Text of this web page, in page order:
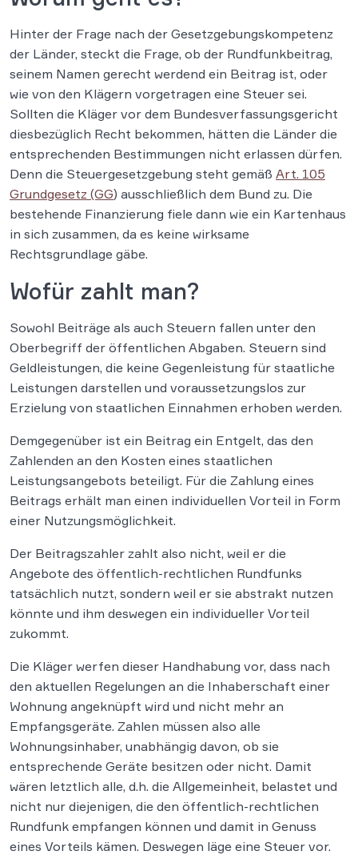
Hinter der Frage nach der Gesetzgebungskompetenz
der Länder, steckt die Frage, ob der Rundfunkbeitrag,
seinem Namen gerecht werdend ein Beitrag ist, oder
wie von den Klägern vorgetragen eine Steuer sei.
Sollten die Kläger vor dem Bundesverfassungsgericht
diesbezüglich Recht bekommen, hätten die Länder die
entsprechenden Bestimmungen nicht erlassen dürfen.
Denn die Steuergesetzgebung steht gemäß Art. 105
Grundgesetz (GG) ausschließlich dem Bund zu. Die
bestehende Finanzierung fiele dann wie ein Kartenhaus
in sich zusammen, da es keine wirksame
Rechtsgrundlage gäbe.
Wofür zahlt man?
Sowohl Beiträge als auch Steuern fallen unter den
Oberbegriff der öffentlichen Abgaben. Steuern sind
Geldleistungen, die keine Gegenleistung für staatliche
Leistungen darstellen und voraussetzungslos zur
Erzielung von staatlichen Einnahmen erhoben werden.
Demgegenüber ist ein Beitrag ein Entgelt, das den
Zahlenden an den Kosten eines staatlichen
Leistungsangebots beteiligt. Für die Zahlung eines
Beitrags erhält man einen individuellen Vorteil in Form
einer Nutzungsmöglichkeit.
Der Beitragszahler zahlt also nicht, weil er die
Angebote des öffentlich-rechtlichen Rundfunks
tatsächlich nutzt, sondern weil er sie abstrakt nutzen
könnte und ihm deswegen ein individueller Vorteil
zukommt.
Die Kläger werfen dieser Handhabung vor, dass nach
den aktuellen Regelungen an die Inhaberschaft einer
Wohnung angeknüpft wird und nicht mehr an
Empfangsgeräte. Zahlen müssen also alle
Wohnungsinhaber, unabhängig davon, ob sie
entsprechende Geräte besitzen oder nicht. Damit
wären letztlich alle, d.h. die Allgemeinheit, belastet und
nicht nur diejenigen, die den öffentlich-rechtlichen
Rundfunk empfangen können und damit in Genuss
eines Vorteils kämen. Deswegen läge eine Steuer vor.